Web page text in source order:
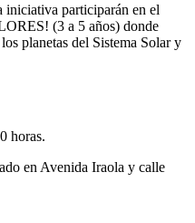
iniciativa participarán en el
(3 a 5 años) donde
planetas del Sistema Solar y
horas.
en Avenida Iraola y calle